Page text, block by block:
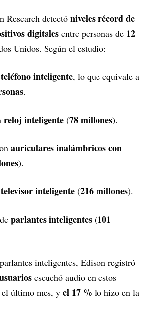
Research detectó niveles récord de
digitales entre personas de 12
Unidos. Según el estudio:
teléfono inteligente, lo que equivale a
.
reloj inteligente (78 millones).
auriculares inalámbricos con
).
televisor inteligente (216 millones).
parlantes inteligentes (101
inteligentes, Edison registró
escuchó audio en estos
último mes, y el 17 % lo hizo en la